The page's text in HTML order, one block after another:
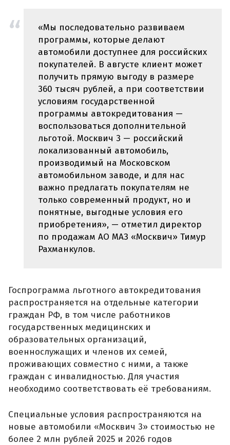
«Мы последовательно развиваем
программы, которые делают
автомобили доступнее для российских
покупателей. В августе клиент может
получить прямую выгоду в размере
360 тысяч рублей, а при соответствии
условиям государственной
программы автокредитования —
воспользоваться дополнительной
льготой. Москвич 3 — российский
локализованный автомобиль,
производимый на Московском
автомобильном заводе, и для нас
важно предлагать покупателям не
только современный продукт, но и
понятные, выгодные условия его
приобретения», — отметил директор
по продажам АО МАЗ «Москвич» Тимур
Рахманкулов.
Госпрограмма льготного автокредитования
распространяется на отдельные категории
граждан РФ, в том числе работников
государственных медицинских и
образовательных организаций,
военнослужащих и членов их семей,
проживающих совместно с ними, а также
граждан с инвалидностью. Для участия
необходимо соответствовать её требованиям.
Специальные условия распространяются на
новые автомобили «Москвич 3» стоимостью не
более 2 млн рублей 2025 и 2026 годов